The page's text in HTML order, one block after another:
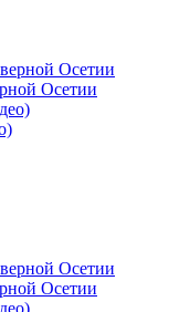
Осетии
Осетии